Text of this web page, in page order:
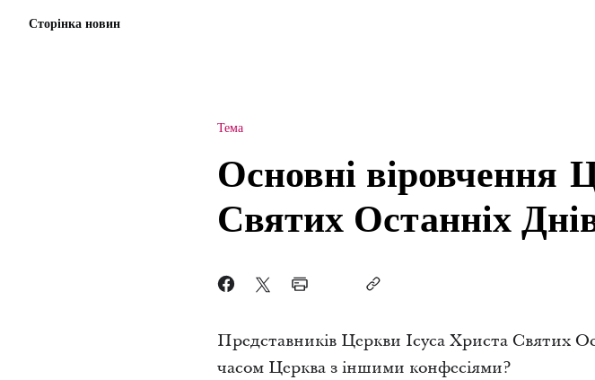
Сторінка новин
Тема
Основні віровчення
Святих Останніх
Представників Церкви Ісуса Христа Святих
часом Церква з іншими конфесіями?